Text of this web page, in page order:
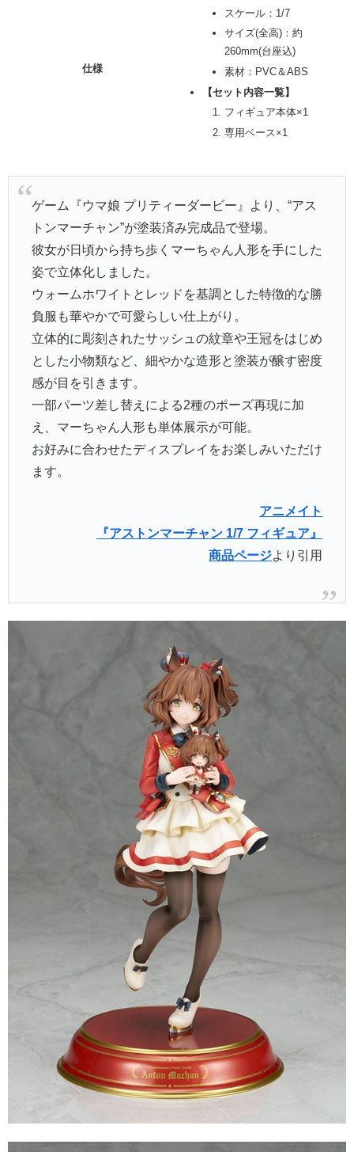
仕様
スケール：1/7
サイズ(全高)：約
260mm(台座込)
素材：PVC＆ABS
【セット内容一覧】
フィギュア本体×1
専用ベース×1
ゲーム『ウマ娘 プリティーダービー』より、“アス
トンマーチャン”が塗装済み完成品で登場。
彼女が日頃から持ち歩くマーちゃん人形を手にした
姿で立体化しました。
ウォームホワイトとレッドを基調とした特徴的な勝
負服も華やかで可愛らしい仕上がり。
立体的に彫刻されたサッシュの紋章や王冠をはじめ
とした小物類など、細やかな造形と塗装が醸す密度
感が目を引きます。
一部パーツ差し替えによる2種のポーズ再現に加
え、マーちゃん人形も単体展示が可能。
お好みに合わせたディスプレイをお楽しみいただけ
ます。
アニメイト
『アストンマーチャン 1/7 フィギュア』
商品ページより引用